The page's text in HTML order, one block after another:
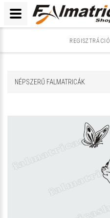
REGISZTRÁCIÓ
NÉPSZERŰ FALMATRICÁK